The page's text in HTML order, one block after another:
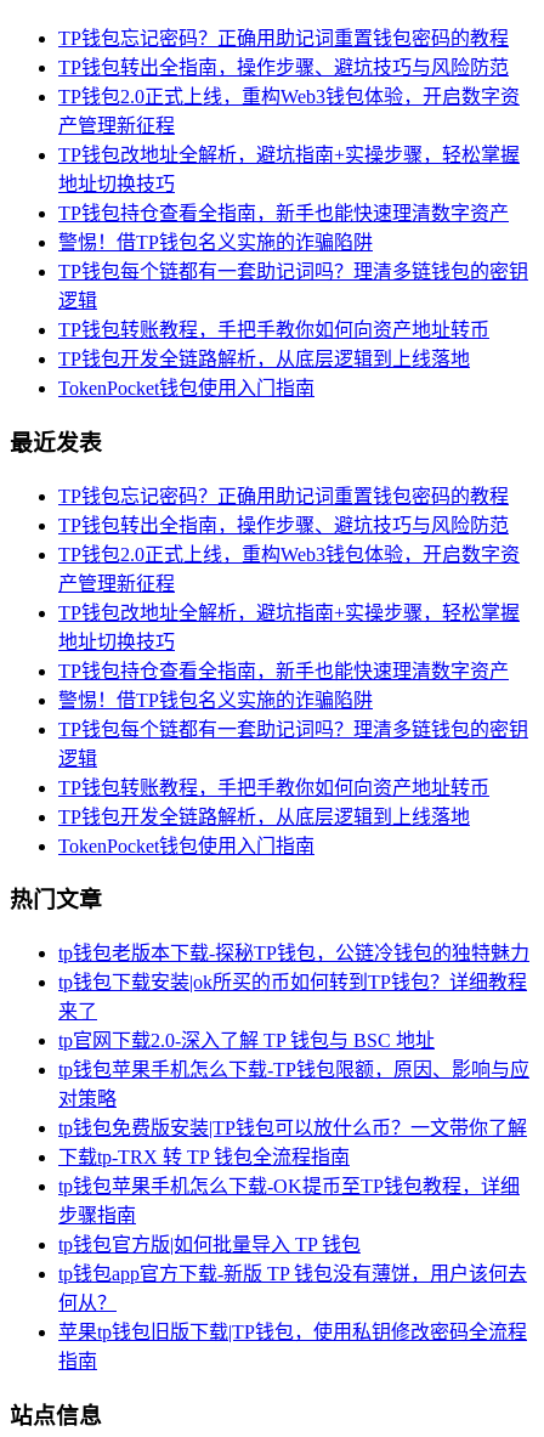
TP钱包忘记密码？正确用助记词重置钱包密码的教程
TP钱包转出全指南，操作步骤、避坑技巧与风险防范
TP钱包2.0正式上线，重构Web3钱包体验，开启数字资
产管理新征程
TP钱包改地址全解析，避坑指南+实操步骤，轻松掌握
地址切换技巧
TP钱包持仓查看全指南，新手也能快速理清数字资产
警惕！借TP钱包名义实施的诈骗陷阱
TP钱包每个链都有一套助记词吗？理清多链钱包的密钥
逻辑
TP钱包转账教程，手把手教你如何向资产地址转币
TP钱包开发全链路解析，从底层逻辑到上线落地
TokenPocket钱包使用入门指南
最近发表
TP钱包忘记密码？正确用助记词重置钱包密码的教程
TP钱包转出全指南，操作步骤、避坑技巧与风险防范
TP钱包2.0正式上线，重构Web3钱包体验，开启数字资
产管理新征程
TP钱包改地址全解析，避坑指南+实操步骤，轻松掌握
地址切换技巧
TP钱包持仓查看全指南，新手也能快速理清数字资产
警惕！借TP钱包名义实施的诈骗陷阱
TP钱包每个链都有一套助记词吗？理清多链钱包的密钥
逻辑
TP钱包转账教程，手把手教你如何向资产地址转币
TP钱包开发全链路解析，从底层逻辑到上线落地
TokenPocket钱包使用入门指南
热门文章
tp钱包老版本下载-探秘TP钱包，公链冷钱包的独特魅力
tp钱包下载安装|ok所买的币如何转到TP钱包？详细教程
来了
tp官网下载2.0-深入了解 TP 钱包与 BSC 地址
tp钱包苹果手机怎么下载-TP钱包限额，原因、影响与应
对策略
tp钱包免费版安装|TP钱包可以放什么币？一文带你了解
下载tp-TRX 转 TP 钱包全流程指南
tp钱包苹果手机怎么下载-OK提币至TP钱包教程，详细
步骤指南
tp钱包官方版|如何批量导入 TP 钱包
tp钱包app官方下载-新版 TP 钱包没有薄饼，用户该何去
何从？
苹果tp钱包旧版下载|TP钱包，使用私钥修改密码全流程
指南
站点信息